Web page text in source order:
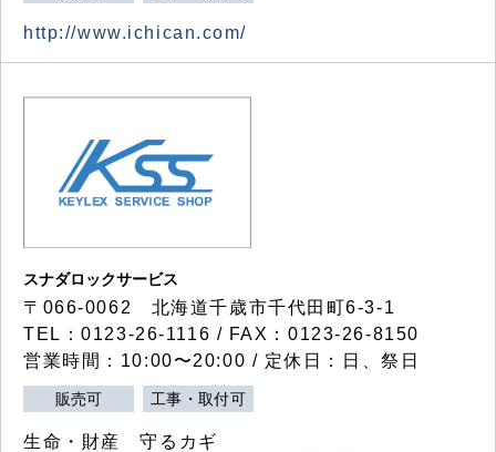
http://www.ichican.com/
スナダロックサービス
〒066-0062 北海道千歳市千代田町6-3-1
TEL：0123-26-1116 / FAX：0123-26-8150
営業時間：10:00〜20:00 / 定休日：日、祭日
販売可 工事・取付可
生命・財産 守るカギ